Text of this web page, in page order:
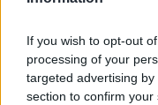
If you wish to opt-out
processing of your
targeted advertising
section to confirm
Υγείας,
εσείς, δεν θα